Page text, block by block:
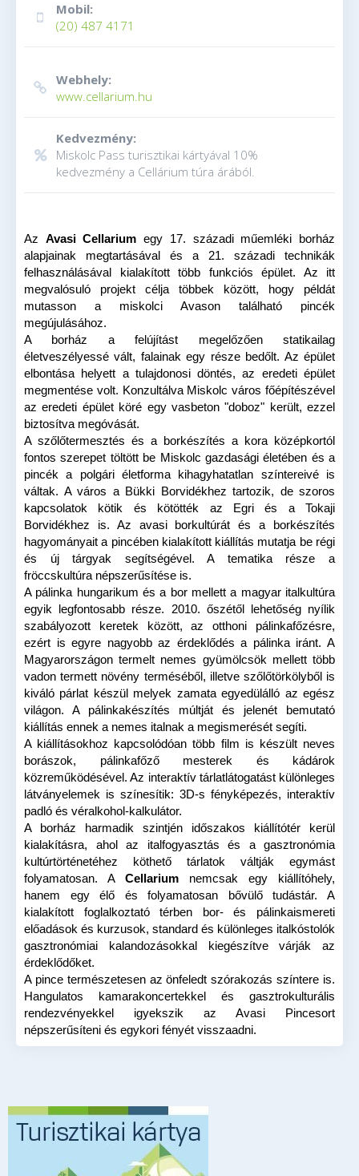
Mobil:
(20) 487 4171
Webhely:
www.cellarium.hu
Kedvezmény:
Miskolc Pass turisztikai kártyával 10%
kedvezmény a Cellárium túra árából.
Az Avasi Cellarium egy 17. századi műemléki borház
alapjainak megtartásával és a 21. századi technikák
felhasználásával kialakított több funkciós épület. Az itt
megvalósuló projekt célja többek között, hogy példát
mutasson a miskolci Avason található pincék
megújulásához.
A borház a felújítást megelőzően statikailag
életveszélyessé vált, falainak egy része bedőlt. Az épület
elbontása helyett a tulajdonosi döntés, az eredeti épület
megmentése volt. Konzultálva Miskolc város főépítészével
az eredeti épület köré egy vasbeton "doboz" került, ezzel
biztosítva megóvását.
A szőlőtermesztés és a borkészítés a kora középkortól
fontos szerepet töltött be Miskolc gazdasági életében és a
pincék a polgári életforma kihagyhatatlan színtereivé is
váltak. A város a Bükki Borvidékhez tartozik, de szoros
kapcsolatok kötik és kötötték az Egri és a Tokaji
Borvidékhez is. Az avasi borkultúrát és a borkészítés
hagyományait a pincében kialakított kiállítás mutatja be régi
és új tárgyak segítségével. A tematika része a
fröccskultúra népszerűsítése is.
A pálinka hungarikum és a bor mellett a magyar italkultúra
egyik legfontosabb része. 2010. őszétől lehetőség nyílik
szabályozott keretek között, az otthoni pálinkafőzésre,
ezért is egyre nagyobb az érdeklődés a pálinka iránt. A
Magyarországon termelt nemes gyümölcsök mellett több
vadon termett növény terméséből, illetve szőlőtörkölyből is
kiváló párlat készül melyek zamata egyedülálló az egész
világon. A pálinkakészítés múltját és jelenét bemutató
kiállítás ennek a nemes italnak a megismerését segíti.
A kiállításokhoz kapcsolódóan több film is készült neves
borászok, pálinkafőző mesterek és kádárok
közreműködésével. Az interaktív tárlatlátogatást különleges
látványelemek is színesítik: 3D-s fényképezés, interaktív
padló és véralkohol-kalkulátor.
A borház harmadik szintjén időszakos kiállítótér kerül
kialakításra, ahol az italfogyasztás és a gasztronómia
kultúrtörténetéhez köthető tárlatok váltják egymást
folyamatosan. A Cellarium nemcsak egy kiállítóhely,
hanem egy élő és folyamatosan bővülő tudástár. A
kialakított foglalkoztató térben bor- és pálinkaismereti
előadások és kurzusok, standard és különleges italkóstolók
gasztronómiai kalandozásokkal kiegészítvevárják az
érdeklődőket.
A pince természetesen az önfeledt szórakozás színtere is.
Hangulatos kamarakoncertekkel és gasztrokulturális
rendezvényekkel igyekszik az Avasi Pincesort
népszerűsíteni és egykori fényét visszaadni.